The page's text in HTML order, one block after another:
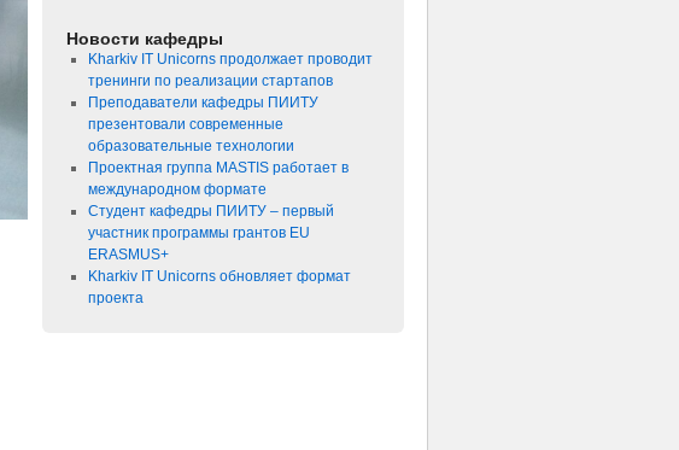
Новости кафедры
Kharkiv IT Unicorns продолжает проводит
тренинги по реализации стартапов
Преподаватели кафедры ПИИТУ
презентовали современные
образовательные технологии
Проектная группа MASTIS работает в
международном формате
Студент кафедры ПИИТУ – первый
участник программы грантов EU
ERASMUS+
Kharkiv IT Unicorns обновляет формат
проекта